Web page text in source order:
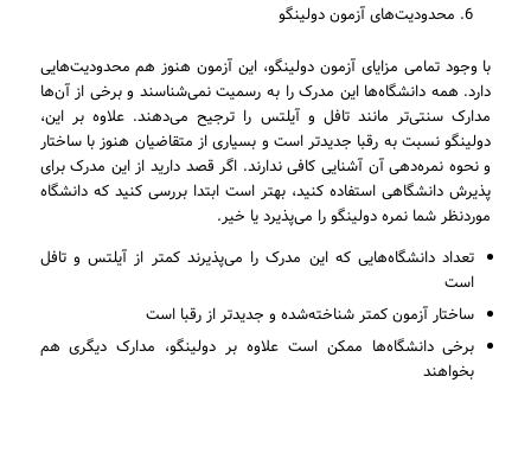
محدودیت‌های آزمون دولینگو
با وجود تمامی مزایای آزمون دولینگو، این آزمون هنوز هم محدودیت‌هایی
دارد. همه دانشگاه‌ها این مدرک را به رسمیت نمی‌شناسند و برخی از آن‌ها
مدارک سنتی‌تر مانند تافل و آیلتس را ترجیح می‌دهند. علاوه بر این،
دولینگو نسبت به رقبا جدیدتر است و بسیاری از متقاضیان هنوز با ساختار
و نحوه نمره‌دهی آن آشنایی کافی ندارند. اگر قصد دارید از این مدرک برای
پذیرش دانشگاهی استفاده کنید، بهتر است ابتدا بررسی کنید که دانشگاه
موردنظر شما نمره دولینگو را می‌پذیرد یا خیر.
تعداد دانشگاه‌هایی که این مدرک را می‌پذیرند کمتر از آیلتس و تافل
است
ساختار آزمون کمتر شناخته‌شده و جدیدتر از رقبا است
برخی دانشگاه‌ها ممکن است علاوه بر دولینگو، مدارک دیگری هم
بخواهند